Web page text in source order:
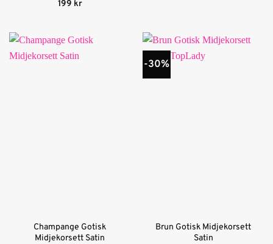
Betygsatt5
199 kr
Champange Gotisk
Midjekorsett Satin
-30%
Brun Gotisk Midjekorsett
Satin